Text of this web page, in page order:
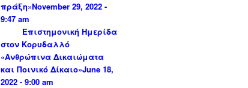
πράξη»November 29, 2022 -
9:47 am
Επιστημονική Ημερίδα
στον Κορυδαλλό
«Ανθρώπινα Δικαιώματα
και Ποινικό Δίκαιο»June 18,
2022 - 9:00 am